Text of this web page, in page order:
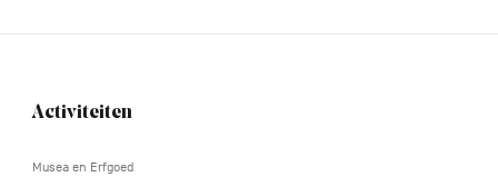
Navigation
Activiteiten
Musea en Erfgoed